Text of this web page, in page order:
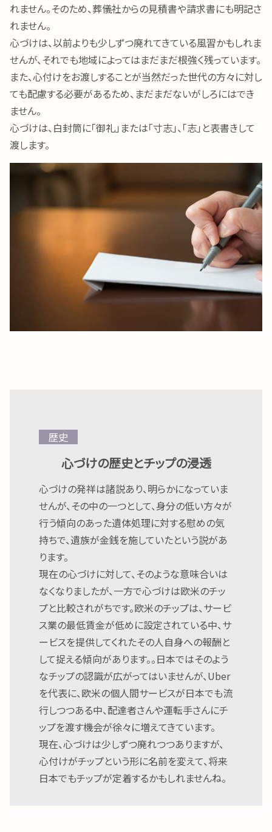
れません。そのため、葬儀社からの見積書や請求書にも明記さ
れません。
心づけは、以前よりも少しずつ廃れてきている風習かもしれま
せんが、それでも地域によってはまだまだ根強く残っています。
また、心付けをお渡しすることが当然だった世代の方々に対し
ても配慮する必要があるため、まだまだないがしろにはでき
ません。
心づけは、白封筒に「御礼」または「寸志」、「志」と表書きして
渡します。
歴史
心づけの歴史とチップの浸透
心づけの発祥は諸説あり、明らかになっていま
せんが、その中の一つとして、身分の低い方々が
行う傾向のあった遺体処理に対する慰めの気
持ちで、遺族が金銭を施していたという説があ
ります。
現在の心づけに対して、そのような意味合いは
なくなりましたが、一方で心づけは欧米のチッ
プと比較されがちです。欧米のチップは、サービ
ス業の最低賃金が低めに設定されている中、サ
ービスを提供してくれたその人自身への報酬と
して捉える傾向があります。。日本ではそのよう
なチップの認識が広がってはいませんが、Uber
を代表に、欧米の個人間サービスが日本でも流
行しつつある中、配達者さんや運転手さんにチ
ップを渡す機会が徐々に増えてきています。
現在、心づけは少しずつ廃れつつありますが、
心付けがチップという形に名前を変えて、将来
日本でもチップが定着するかもしれませんね。